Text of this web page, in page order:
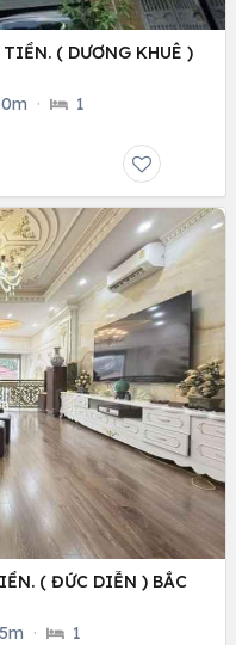
( DƯƠNG KHUÊ )
· 1
( ĐỨC DIỄN ) BẮC
5m · 1